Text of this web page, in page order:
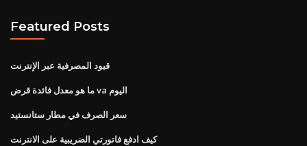
Featured Posts
قيود المصرفية عبر الإنترنت
ما هو معدل فائدة قرض va اليوم
سعر الصرف في مطار ستانستيد
كيف ادفع فاتورتي الضريبية على الانترنت